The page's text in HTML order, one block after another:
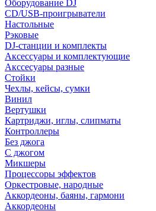
Оборудование DJ
CD/USB-проигрыватели
Настольные
Рэковые
DJ-станции и комплекты
Аксессуары и комплектующие
Акссесуары разные
Стойки
Чехлы, кейсы, сумки
Винил
Вертушки
Картриджи, иглы, слипматы
Контроллеры
Без джога
С джогом
Микшеры
Процессоры эффектов
Оркестровые, народные
Аккордеоны, баяны, гармони
Аккордеоны